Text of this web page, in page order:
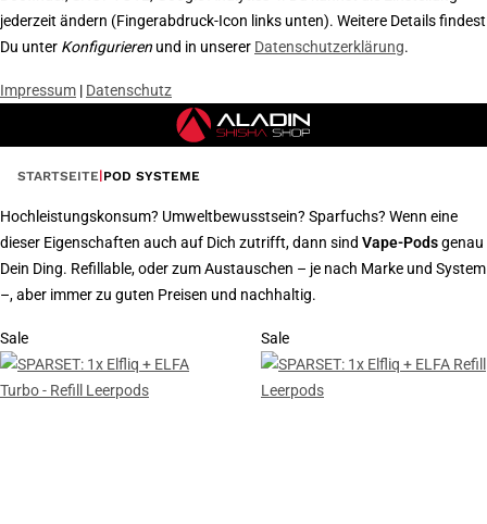
jederzeit ändern (Fingerabdruck-Icon links unten). Weitere Details findest
Du unter Konfigurieren und in unserer Datenschutzerklärung.
Impressum | Datenschutz
STARTSEITE POD SYSTEME
Hochleistungskonsum? Umweltbewusstsein? Sparfuchs? Wenn eine
dieser Eigenschaften auch auf Dich zutrifft, dann sind Vape-Podsgenau
Dein Ding. Refillable, oder zum Austauschen – je nach Marke und System
–, aber immer zu guten Preisen und nachhaltig.
Sale Sale